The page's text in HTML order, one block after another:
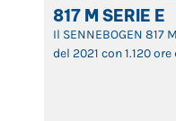
817 M SERIE E
Il SENNEBOGEN
del 2021 con 1.120